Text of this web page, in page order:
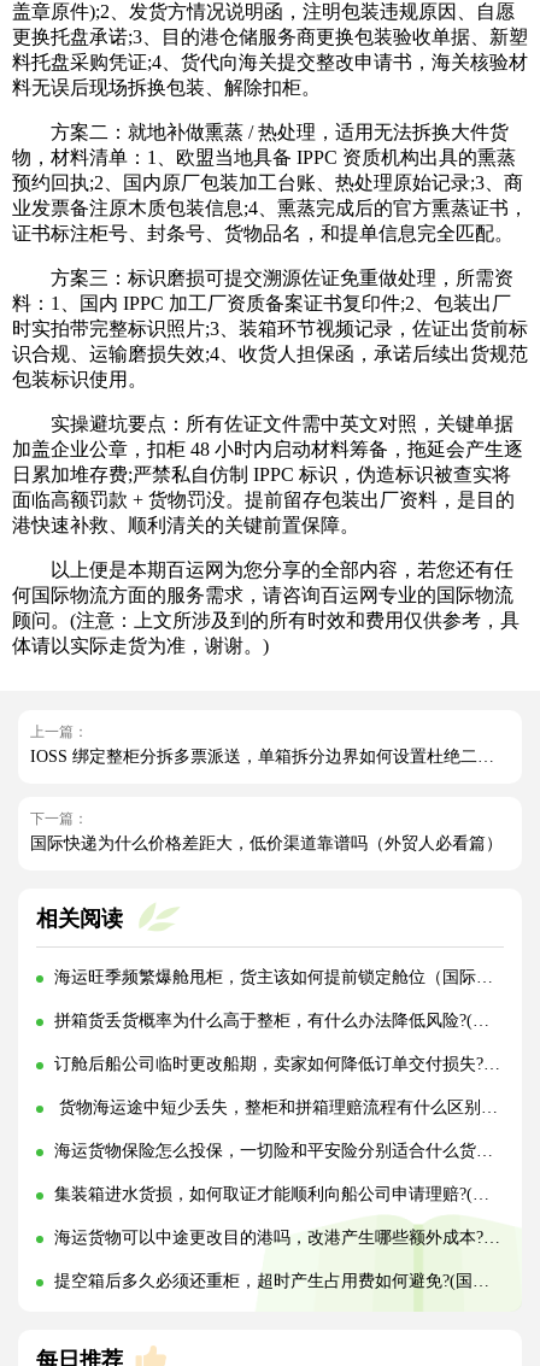
盖章原件);2、发货方情况说明函，注明包装违规原因、自愿
更换托盘承诺;3、目的港仓储服务商更换包装验收单据、新塑
料托盘采购凭证;4、货代向海关提交整改申请书，海关核验材
料无误后现场拆换包装、解除扣柜。
方案二：就地补做熏蒸 / 热处理，适用无法拆换大件货
物，材料清单：1、欧盟当地具备 IPPC 资质机构出具的熏蒸
预约回执;2、国内原厂包装加工台账、热处理原始记录;3、商
业发票备注原木质包装信息;4、熏蒸完成后的官方熏蒸证书，
证书标注柜号、封条号、货物品名，和提单信息完全匹配。
方案三：标识磨损可提交溯源佐证免重做处理，所需资
料：1、国内 IPPC 加工厂资质备案证书复印件;2、包装出厂
时实拍带完整标识照片;3、装箱环节视频记录，佐证出货前标
识合规、运输磨损失效;4、收货人担保函，承诺后续出货规范
包装标识使用。
实操避坑要点：所有佐证文件需中英文对照，关键单据
加盖企业公章，扣柜 48 小时内启动材料筹备，拖延会产生逐
日累加堆存费;严禁私自仿制 IPPC 标识，伪造标识被查实将
面临高额罚款 + 货物罚没。提前留存包装出厂资料，是目的
港快速补救、顺利清关的关键前置保障。
以上便是本期百运网为您分享的全部内容，若您还有任
何国际物流方面的服务需求，请咨询百运网专业的国际物流
顾问。(注意：上文所涉及到的所有时效和费用仅供参考，具
体请以实际走货为准，谢谢。)
上一篇：
IOSS 绑定整柜分拆多票派送，单箱拆分边界如何设置杜绝二次征税（国际海运干货知识分享）
下一篇：
国际快递为什么价格差距大，低价渠道靠谱吗（外贸人必看篇）
相关阅读
海运旺季频繁爆舱甩柜，货主该如何提前锁定舱位（国际海运干货知识分享）
拼箱货丢货概率为什么高于整柜，有什么办法降低风险?(国际海运干货知识分享)
订舱后船公司临时更改船期，卖家如何降低订单交付损失?(国际海运干货知识分享)
货物海运途中短少丢失，整柜和拼箱理赔流程有什么区别?(国际海运干货知识分享)
海运货物保险怎么投保，一切险和平安险分别适合什么货物?(国际海运干货知识分享)
集装箱进水货损，如何取证才能顺利向船公司申请理赔?(国际海运干货知识分享)
海运货物可以中途更改目的港吗，改港产生哪些额外成本?(国际海运干货知识分享)
提空箱后多久必须还重柜，超时产生占用费如何避免?(国际海运干货知识分享)
每日推荐